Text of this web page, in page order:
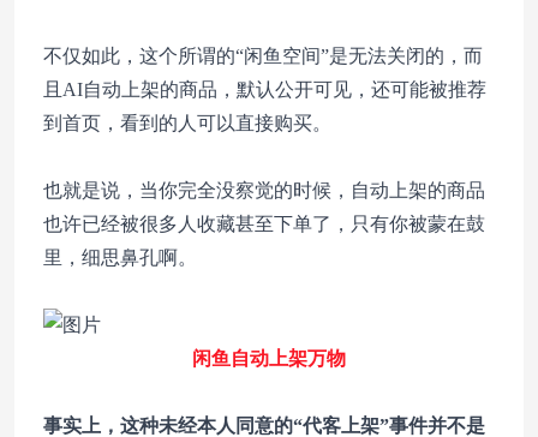
不仅如此，这个所谓的“闲鱼空间”是无法关闭的，而
且AI自动上架的商品，默认公开可见，还可能被推荐
到首页，看到的人可以直接购买。
也就是说，当你完全没察觉的时候，自动上架的商品
也许已经被很多人收藏甚至下单了，只有你被蒙在鼓
里，细思鼻孔啊。
闲鱼自动上架万物
事实上，这种未经本人同意的“代客上架”事件并不是